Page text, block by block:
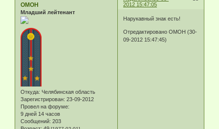
2012 15:47:05
ОМОН
Младший лейтенант
Откуда: Челябинская область
Зарегистрирован: 23-09-2012
Провел на форуме:
9 дней 14 часов
Сообщений: 203
Нарукавный знак есть!
Отредактировано ОМОН (30-
09-2012 15:47:45)